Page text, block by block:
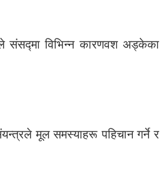
संसद्मा विभिन्न कारणवश अड्केका
मूल समस्याहरू पहिचान गर्ने र